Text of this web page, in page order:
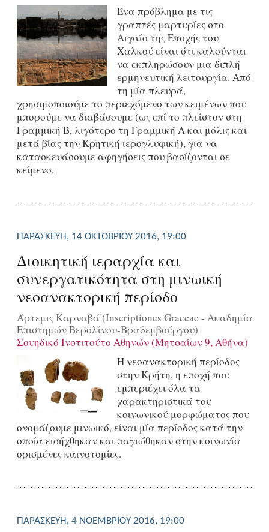
Ένα πρόβλημα με τις
γραπτές μαρτυρίες στο
Αιγαίο της Εποχής του
Χαλκού είναι ότι καλούνται
να εκπληρώσουν μια διπλή
ερμηνευτική λειτουργία. Από
τη μία πλευρά,
χρησιμοποιούμε το περιεχόμενο των κειμένων που
μπορούμε να διαβάσουμε (ως επί το πλείστον στη
Γραμμική Β, λιγότερο τη Γραμμική Α και μόλις και
μετά βίας την Κρητική ιερογλυφική), για να
κατασκευάσουμε αφηγήσεις που βασίζονται σε
κείμενο.
ΠΑΡΑΣΚΕΥΉ, 14 ΟΚΤΩΒΡΊΟΥ 2016, 19:00
Διοικητική ιεραρχία και
συνεργατικότητα στη μινωική
νεοανακτορική περίοδο
Άρτεμις Καρναβά (Inscriptiones Graecae - Ακαδημία
Επιστημών Βερολίνου-Βραδεμβούργου)
Σουηδικό Ινστιτούτο Αθηνών (Μητσαίων 9, Αθήνα)
Η νεοανακτορική περίοδος
στην Κρήτη, η εποχή που
εμπεριέχει όλα τα
χαρακτηριστικά του
κοινωνικού μορφώματος που
ονομάζουμε μινωικό, είναι μία περίοδος κατά την
οποία εισήχθηκαν και παγιώθηκαν στην κοινωνία
ορισμένες καινοτομίες.
ΠΑΡΑΣΚΕΥΉ, 4 ΝΟΕΜΒΡΊΟΥ 2016, 19:00